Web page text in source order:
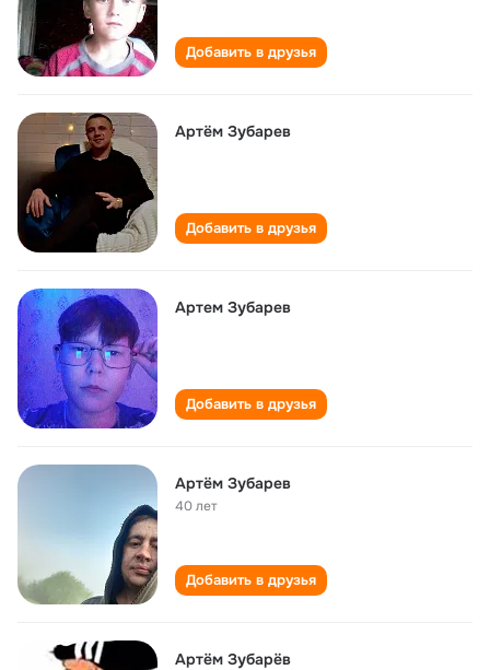
Добавить в друзья
Артём Зубарев
Добавить в друзья
Артем Зубарев
Добавить в друзья
Артём Зубарев
40 лет
Добавить в друзья
Артём Зубарёв